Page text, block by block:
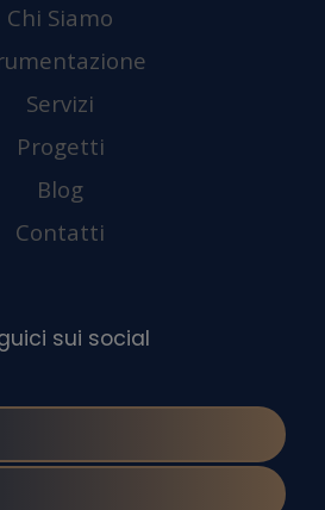
Chi Siamo
Servizi
Progetti
Blog
Contatti